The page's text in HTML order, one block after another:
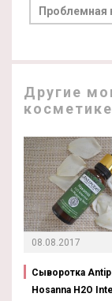
Проблемная
Другие
08.08.2017
Сыворотка
Hosanna H2O